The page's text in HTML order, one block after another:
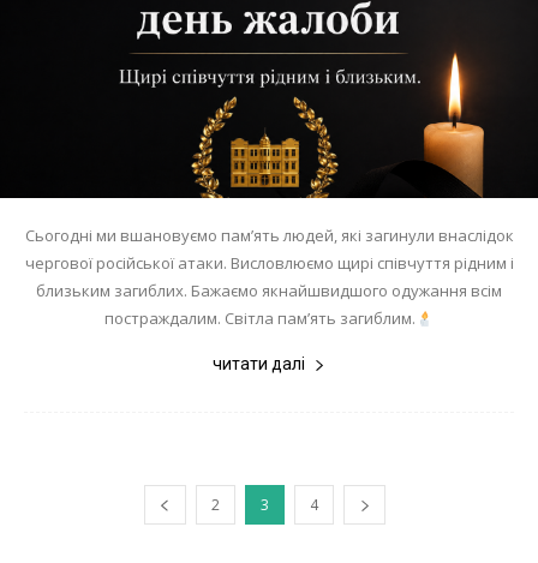
Сьогодні ми вшановуємо пам’ять людей, які загинули внаслідок
чергової російської атаки. Висловлюємо щирі співчуття рідним і
близьким загиблих. Бажаємо якнайшвидшого одужання всім
постраждалим. Світла пам’ять загиблим.
читати далі
2 3 4